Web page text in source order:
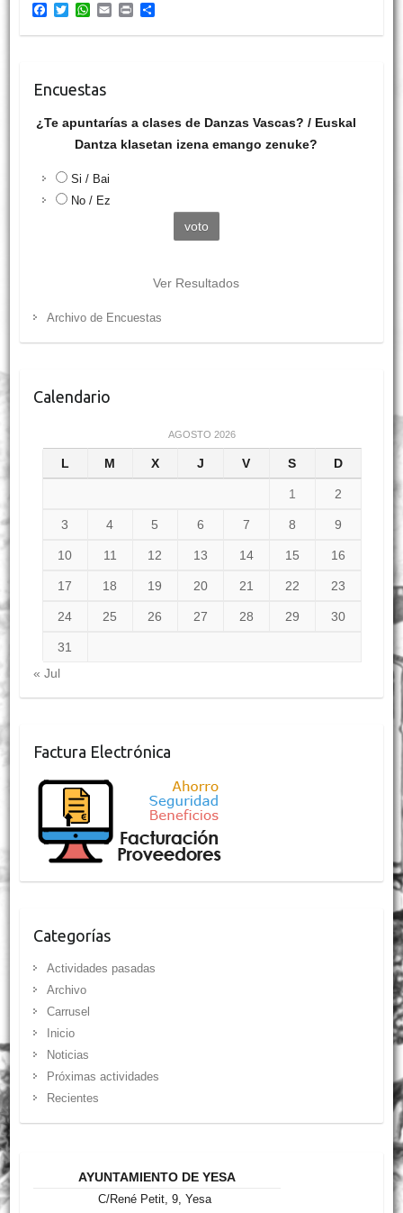
F
c
o
T
i
r
W
a
p
E
a
P
i
C
m
r
Encuestas
¿Te apuntarías a clases de Danzas Vascas? / Euskal
Dantza klasetan izena emango zenuke?
Si / Bai
No / Ez
Ver Resultados
Archivo de Encuestas
Calendario
AGOSTO 2026
L M X J V S D
1 2
3 4 5 6 7 8 9
10 11 12 13 14 15 16
17 18 19 20 21 22 23
24 25 26 27 28 29 30
31
« Jul
Factura Electrónica
Categorías
Actividades pasadas
Archivo
Carrusel
Inicio
Noticias
Próximas actividades
Recientes
AYUNTAMIENTO DE YESA
C/René Petit, 9, Yesa